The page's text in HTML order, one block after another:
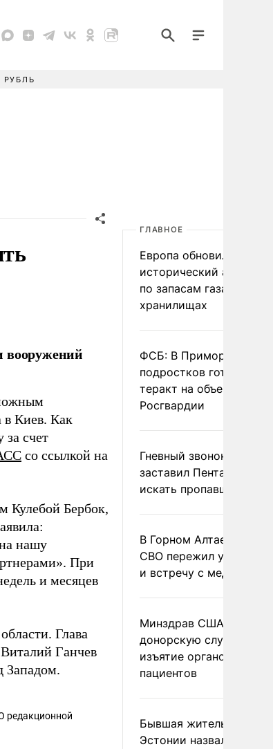
РУБЛЬ
вооружений
в Киев. Как
за счет
со ссылкой на
Кулебой Бербок,
нашу
При
и месяцев
Глава
Ганчев
Западом.
редакционной
ГЛАВНОЕ
Европа обновила
исторический
по запасам газа в
хранилищах
ФСБ: В Приморье трое
подростков готовили
теракт на объекте
Росгвардии
Гневный звонок Трампа
заставил Пентагон
искать пропавшие
В Горном Алтае
СВО пережил удар
и встречу с медведем
Минздрав США закрыл
донорскую службу за
изъятие органов живых
пациентов
Бывшая жительница
Эстонии назвала